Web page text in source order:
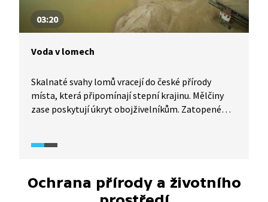
03:20
Voda v lomech
Skalnaté svahy lomů vracejí do české přírody
místa, která připomínají stepní krajinu. Mělčiny
zase poskytují úkryt obojživelníkům. Zatopené
Ochrana přírody a životního